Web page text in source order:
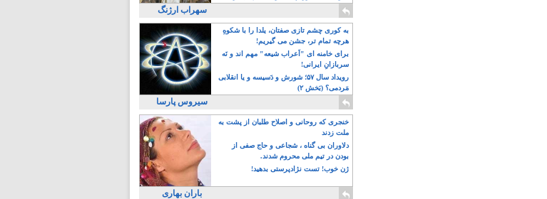
قدرت باقی خواهدماند
سهراب ارژنگ
به کوری چشم تازی صفتان، یلدا را با شکوهِ
هرچه تمام تر، جشن می گیریم!
برای خامنه ای "اَعراب شیعه" مهم اند و نَه
سربازانِ ایرانی!
رویداد سال ۵۷؛ شورش و دَسیسه و یا انقلابی
مَردمی؟ (بَخش ۲)
سیروس پارسا
خنجری که روحانی و اصلاح طلبان از پشت به
ملت زدند
دلاوران بی گناه ، شجاعی و حاج صفی از
بودن در تیم ملی محروم شدند.
ژن خوب! تست نژادپرستی بدهید!
باران بهاری